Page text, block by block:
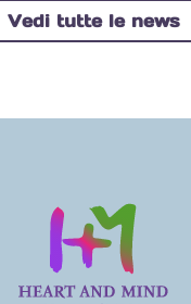
Vedi tutte le news